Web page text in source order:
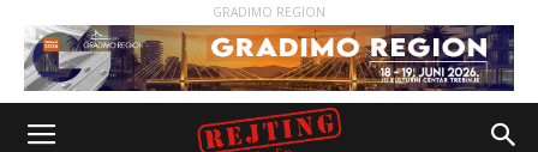
GRADIMO REGION